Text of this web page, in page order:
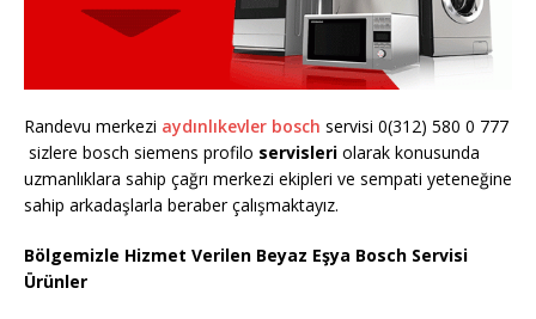
Randevu merkezi aydınlıkevler bosch servisi 0(312) 580 0 777
sizlere bosch siemens profilo servisleri olarak konusunda
uzmanlıklara sahip çağrı merkezi ekipleri ve sempati yeteneğine
sahip arkadaşlarla beraber çalışmaktayız.
Bölgemizle Hizmet Verilen Beyaz Eşya Bosch Servisi
Ürünler